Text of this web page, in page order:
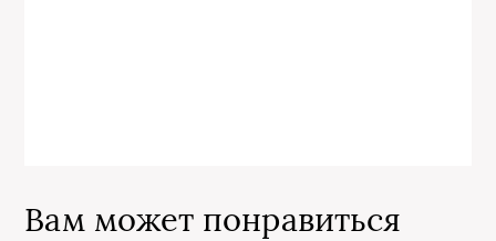
Вам может понравиться